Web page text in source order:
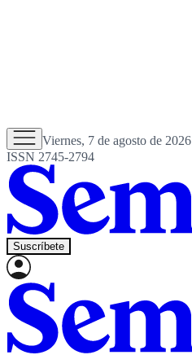
Viernes, 7 de agosto de 2026
ISSN 2745-2794
Suscríbete